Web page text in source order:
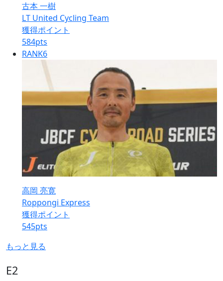
古本 一樹
LT United Cycling Team
獲得ポイント
584pts
RANK6
高岡 亮寛
Roppongi Express
獲得ポイント
545pts
もっと見る
E2